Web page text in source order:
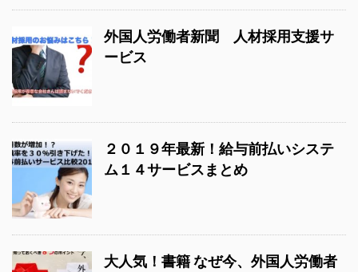
外国人労働者新聞 人材採用支援サ
ービス
２０１９年最新！給与前払いシステ
ム１４サービスまとめ
大人気！書籍 なぜ今、外国人労働者